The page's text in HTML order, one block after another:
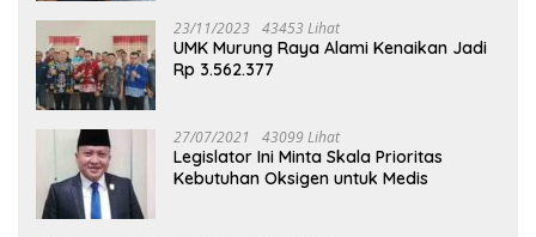
23/11/2023 43453 Lihat
UMK Murung Raya Alami Kenaikan Jadi
Rp 3.562.377
27/07/2021 43099 Lihat
Legislator Ini Minta Skala Prioritas
Kebutuhan Oksigen untuk Medis